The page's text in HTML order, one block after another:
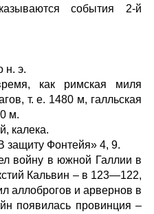
события 2-й
н. э.
как римская миля
т. е. 1480 м, галльская
м.
калека.
защиту Фонтейя» 4, 9.
войну в южной Галлии в
Кальвин – в 123—122,
аллоброгов и арвернов в
появилась провинция –